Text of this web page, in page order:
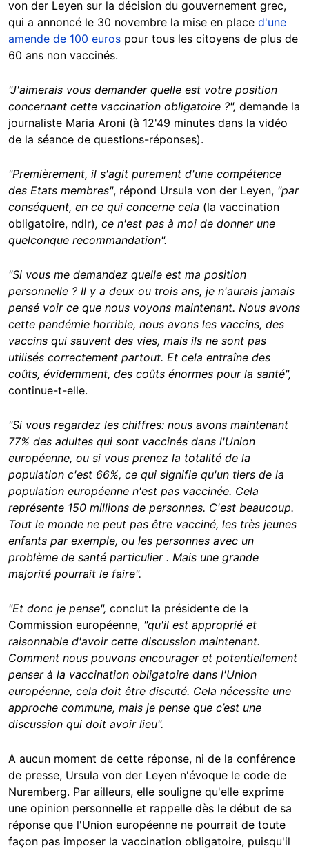
von der Leyen sur la décision du gouvernement grec,
qui a annoncé le 30 novembre la mise en place d'une
amende de 100 euros pour tous les citoyens de plus de
60 ans non vaccinés.
"J'aimerais vous demander quelle est votre position
concernant cette vaccination obligatoire ?", demande la
journaliste Maria Aroni (à 12'49 minutes dans la vidéo
de la séance de questions-réponses).
"Premièrement, il s'agit purement d'une compétence
des Etats membres", répond Ursula von der Leyen, "par
conséquent, en ce qui concerne cela (la vaccination
obligatoire, ndlr), ce n'est pas à moi de donner une
quelconque recommandation".
"Si vous me demandez quelle est ma position
personnelle ? Il y a deux ou trois ans, je n'aurais jamais
pensé voir ce que nous voyons maintenant. Nous avons
cette pandémie horrible, nous avons les vaccins, des
vaccins qui sauvent des vies, mais ils ne sont pas
utilisés correctement partout. Et cela entraîne des
coûts, évidemment, des coûts énormes pour la santé",
continue-t-elle.
"Si vous regardez les chiffres: nous avons maintenant
77% des adultes qui sont vaccinés dans l'Union
européenne, ou si vous prenez la totalité de la
population c'est 66%, ce qui signifie qu'un tiers de la
population européenne n'est pas vaccinée. Cela
représente 150 millions de personnes. C'est beaucoup.
Tout le monde ne peut pas être vacciné, les très jeunes
enfants par exemple, ou les personnes avec un
problème de santé particulier . Mais une grande
majorité pourrait le faire".
"Et donc je pense", conclut la présidente de la
Commission européenne, "qu'il est approprié et
raisonnable d'avoir cette discussion maintenant.
Comment nous pouvons encourager et potentiellement
penser à la vaccination obligatoire dans l'Union
européenne, cela doit être discuté. Cela nécessite une
approche commune, mais je pense que c’est une
discussion qui doit avoir lieu".
A aucun moment de cette réponse, ni de la conférence
de presse, Ursula von der Leyen n'évoque le code de
Nuremberg. Par ailleurs, elle souligne qu'elle exprime
une opinion personnelle et rappelle dès le début de sa
réponse que l'Union européenne ne pourrait de toute
façon pas imposer la vaccination obligatoire, puisqu'il